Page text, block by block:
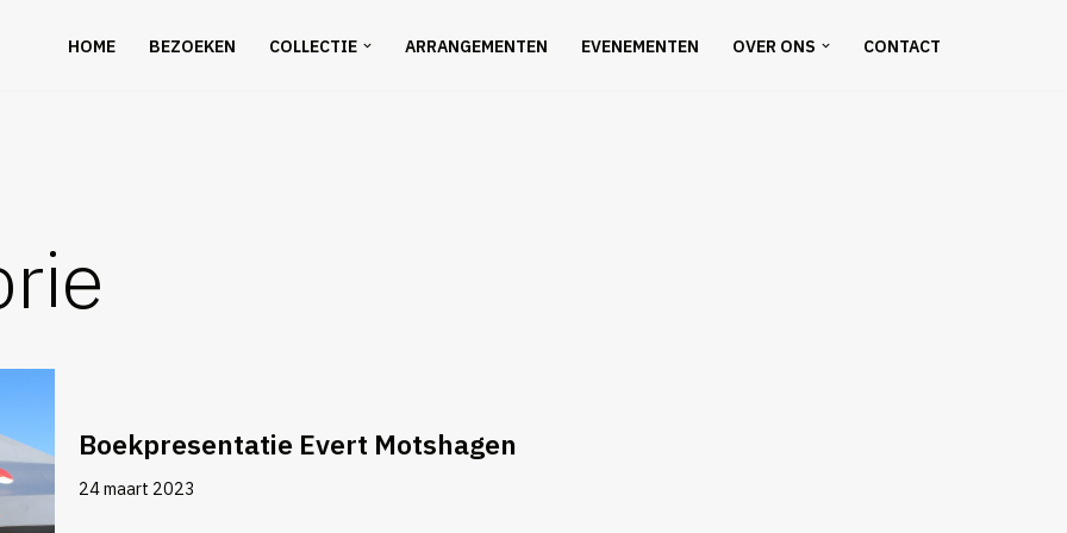
HOME BEZOEKEN COLLECTIE ARRANGEMENTEN EVENEMENTEN OVER ONS CONTACT
Boekpresentatie Evert Motshagen
24 maart 2023